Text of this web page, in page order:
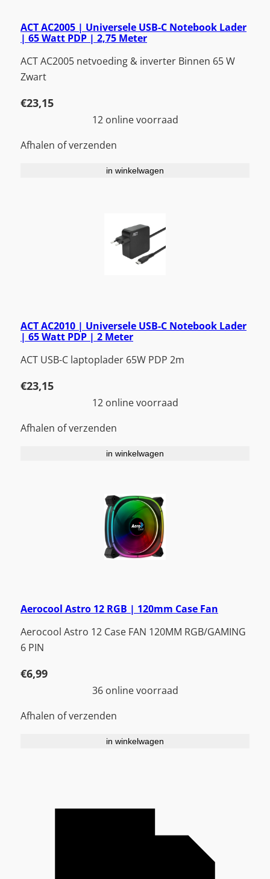
ACT AC2005 | Universele USB-C Notebook Lader
| 65 Watt PDP | 2,75 Meter
ACT AC2005 netvoeding & inverter Binnen 65 W
Zwart
€23,15
12 online voorraad
Afhalen of verzenden
in winkelwagen
ACT AC2010 | Universele USB-C Notebook Lader
| 65 Watt PDP | 2 Meter
ACT USB-C laptoplader 65W PDP 2m
€23,15
12 online voorraad
Afhalen of verzenden
in winkelwagen
Aerocool Astro 12 RGB | 120mm Case Fan
Aerocool Astro 12 Case FAN 120MM RGB/GAMING
6 PIN
€6,99
36 online voorraad
Afhalen of verzenden
in winkelwagen